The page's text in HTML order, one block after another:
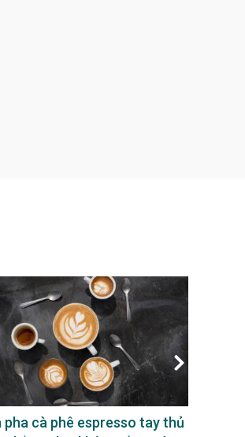
pha cà phê espresso tay thủ